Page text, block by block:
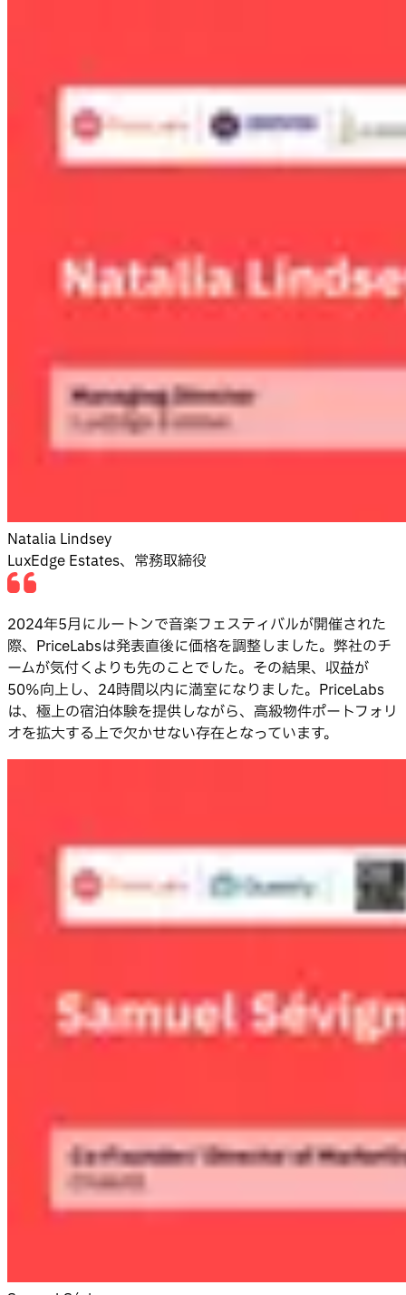
Natalia Lindsey
LuxEdge Estates、常務取締役
2024年5月にルートンで音楽フェスティバルが開催された
際、PriceLabsは発表直後に価格を調整しました。弊社のチ
ームが気付くよりも先のことでした。その結果、収益が
50%向上し、24時間以内に満室になりました。PriceLabs
は、極上の宿泊体験を提供しながら、高級物件ポートフォリ
オを拡大する上で欠かせない存在となっています。